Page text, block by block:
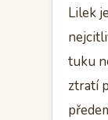
Lilek
tuku
ztratí